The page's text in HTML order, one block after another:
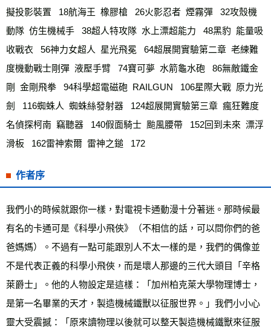
擬投影裝置   18航海王  橡膠槍   26火影忍者  煙霧彈   32攻殼機
動隊  仿生機械手   38超人特攻隊  水上漂超能力   48黑豹  能量吸
收戰衣   56神力女超人  星光飛冕   64超展開實驗第二章  老練難
度機動戰士剛彈  液壓手臂   74寶可夢  水箭龜水砲   86無敵鐵金
剛  金剛飛拳   94科學超電磁砲  RAILGUN   106星際大戰  原力光
劍   116蜘蛛人  蜘蛛絲發射器   124超展開實驗第三章  瘋狂難度
名偵探柯南  竊聽器   140假面騎士  颱風腰帶   152回到未來  漂浮
滑板   162雷神索爾  雷神之鎚   172
作者序
我們小的時候就跟你一樣，對電視卡通動漫十分著迷。那時候最
有名的卡通可是《科學小飛俠》（不相信的話，可以問你們的爸
爸媽媽）。不過有一點可能跟別人不太一樣的是，我們的偶像並
不是代表正義的科學小飛俠，而是壞人那邊的三代大頭目「辛格
萊爵士」。他的人物設定是這樣：「加州柏克萊大學物理博士，
是第一名畢業的天才，製造機械鐵獸以征服世界。」我們小小心
靈大受震撼：「原來讀物理以後就可以整天製造機械鐵獸來征服